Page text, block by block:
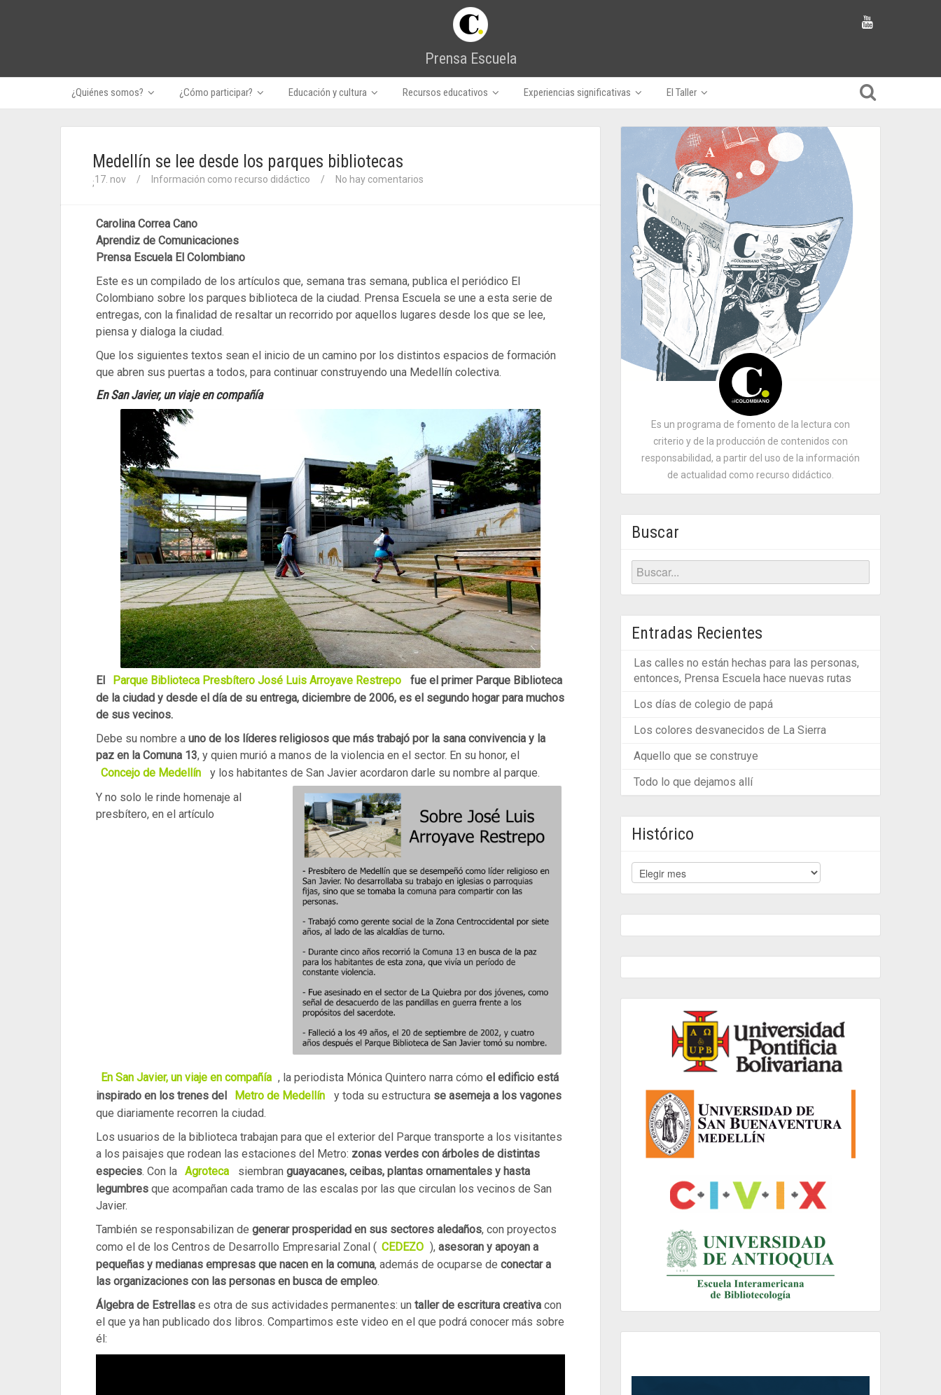
Prensa Escuela
¿Quiénes somos? ¿Cómo participar? Educación y cultura Recursos educativos Experiencias significativas El Taller
Medellín se lee desde los parques bibliotecas
;17. nov / Información como recurso didáctico / No hay comentarios
Carolina Correa Cano
Aprendiz de Comunicaciones
Prensa Escuela El Colombiano
Este es un compilado de los artículos que, semana tras semana, publica el periódico El
Colombiano sobre los parques biblioteca de la ciudad. Prensa Escuela se une a esta serie de
entregas, con la finalidad de resaltar un recorrido por aquellos lugares desde los que se lee,
piensa y dialoga la ciudad.
Que los siguientes textos sean el inicio de un camino por los distintos espacios de formación
que abren sus puertas a todos, para continuar construyendo una Medellín colectiva.
En San Javier, un viaje en compañía
El Parque Biblioteca Presbítero José Luis Arroyave Restrepo
fue el primer Parque Biblioteca
de la ciudad y desde el día de su entrega, diciembre de 2006, es el segundo hogar para muchos
de sus vecinos.
Debe su nombre a uno de los líderes religiosos que más trabajó por la sana convivencia y la
paz en la Comuna 13, y quien murió a manos de la violencia en el sector. En su honor, el
Concejo de Medellín
y los habitantes de San Javier acordaron darle su nombre al parque.
Y no solo le rinde homenaje al
presbítero, en el artículo
En San Javier, un viaje en compañía , la periodista Mónica Quintero narra cómo el edificio está
inspirado en los trenes del Metro de Medellín y toda su estructura se asemeja a los vagones
que diariamente recorren la ciudad.
Los usuarios de la biblioteca trabajan para que el exterior del Parque transporte a los visitantes
a los paisajes que rodean las estaciones del Metro: zonas verdes con árboles de distintas
especies. Con la Agroteca siembran guayacanes, ceibas, plantas ornamentales y hasta
legumbres que acompañan cada tramo de las escalas por las que circulan los vecinos de San
Javier.
También se responsabilizan de generar prosperidad en sus sectores aledaños, con proyectos
como el de los Centros de Desarrollo Empresarial Zonal ( CEDEZO ), asesoran y apoyan a
pequeñas y medianas empresas que nacen en la comuna, además de ocuparse de conectar a
las organizaciones con las personas en busca de empleo.
Álgebra de Estrellas es otra de sus actividades permanentes: un taller de escritura creativa con
el que ya han publicado dos libros. Compartimos este video en el que podrá conocer más sobre
él:
Es un programa de fomento de la lectura con
criterio y de la producción de contenidos con
responsabilidad, a partir del uso de la información
de actualidad como recurso didáctico.
Buscar
Entradas Recientes
Las calles no están hechas para las personas,
entonces, Prensa Escuela hace nuevas rutas
Los días de colegio de papá
Los colores desvanecidos de La Sierra
Aquello que se construye
Todo lo que dejamos allí
Histórico